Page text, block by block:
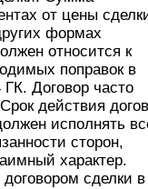
от цены
формах
относится к
поправок в
Договор часто
действия
исполнять
сторон,
характер.
сделки в